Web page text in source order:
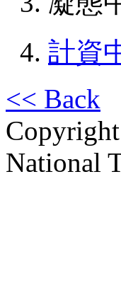
4. 計資
<< Back
National